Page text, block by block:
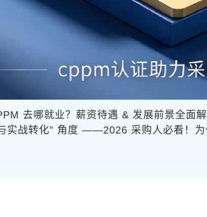
去哪就业？薪资待遇 & 发展前景全面
实战转化” 角度 ——2026 采购人必看！